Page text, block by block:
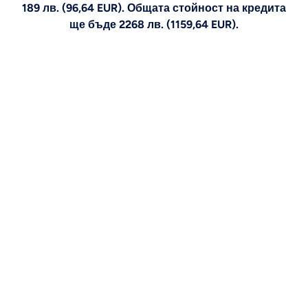
189 лв. (96,64 EUR). Общата стойност на кредита
ще бъде 2268 лв. (1159,64 EUR).